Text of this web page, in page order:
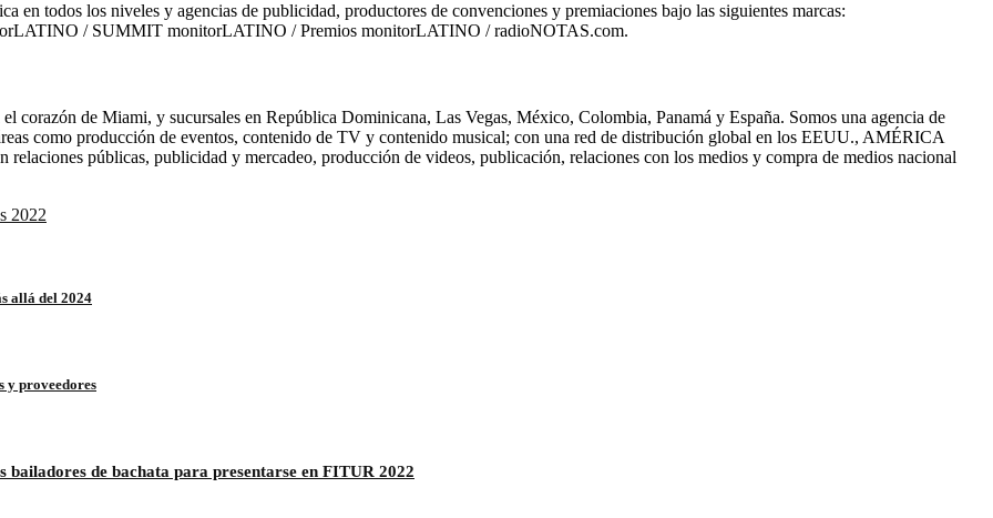
en todos los niveles y agencias de publicidad, productores de convenciones y premiaciones bajo las siguientes marcas:
/ SUMMIT monitorLATINO / Premios monitorLATINO / radioNOTAS.com.
corazón de Miami, y sucursales en República Dominicana, Las Vegas, México, Colombia, Panamá y España. Somos una agencia de
como producción de eventos, contenido de TV y contenido musical; con una red de distribución global en los EEUU., AMÉRICA
públicas, publicidad y mercadeo, producción de videos, publicación, relaciones con los medios y compra de medios nacional
2022
allá del 2024
y proveedores
de bachata para presentarse en FITUR 2022